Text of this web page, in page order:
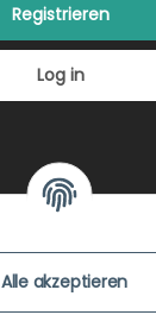
Alle akzeptieren
Registrieren
Log in